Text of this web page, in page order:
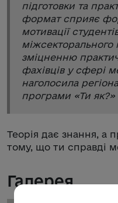
підготовки та
формат сприяє
мотивації
міжсекторального
зміцненню
фахівців у сфері
наголосила
програми «Ти як?»
Теорія дає знання, а
тому, що ти справді
Галерея